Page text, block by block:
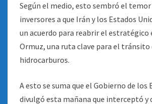
Según el medio, esto sembró el
inversores a que Irán y los Estados
un acuerdo para reabrir el estratégico
Ormuz, una ruta clave para el tránsito
hidrocarburos.
A esto se suma que el Gobierno de los
divulgó esta mañana que interceptó y